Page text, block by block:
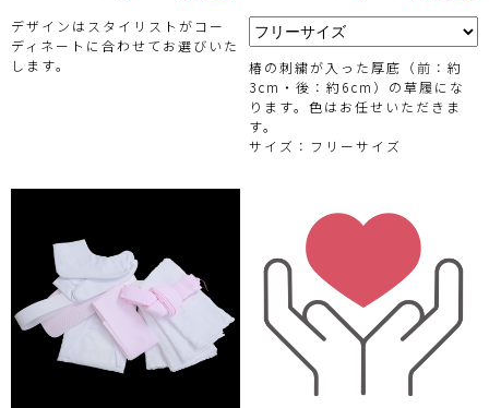
デザインはスタイリストがコー
ディネートに合わせてお選びいた
します。
椿の刺繍が入った厚底（前：約
3cm・後：約6cm）の草履にな
ります。色はお任せいただきま
す。
サイズ：フリーサイズ